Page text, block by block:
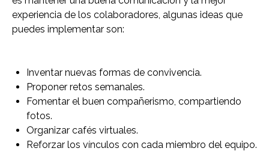
experiencia de los colaboradores, algunas ideas que
puedes implementar son:
Inventar nuevas formas de convivencia.
Proponer retos semanales.
Fomentar el buen compañerismo, compartiendo
fotos.
Organizar cafés virtuales.
Reforzar los vínculos con cada miembro del equipo.